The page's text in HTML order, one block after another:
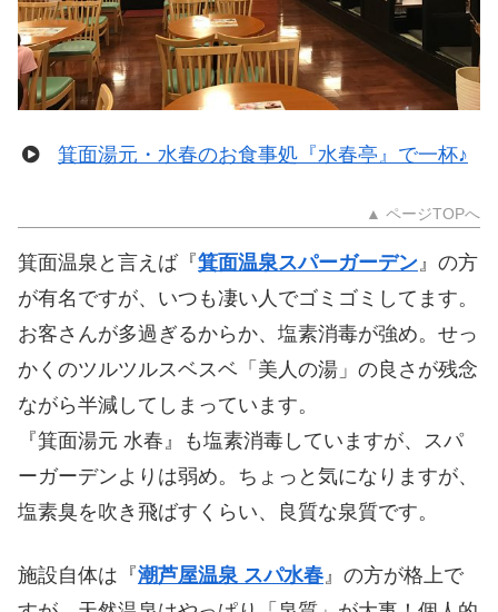
箕面湯元・水春のお食事処『水春亭』で一杯♪
▲ ページTOPへ
箕面温泉と言えば『箕面温泉スパーガーデン』の方
が有名ですが、いつも凄い人でゴミゴミしてます。
お客さんが多過ぎるからか、塩素消毒が強め。せっ
かくのツルツルスベスベ「美人の湯」の良さが残念
ながら半減してしまっています。
『箕面湯元 水春』も塩素消毒していますが、スパ
ーガーデンよりは弱め。ちょっと気になりますが、
塩素臭を吹き飛ばすくらい、良質な泉質です。
施設自体は『潮芦屋温泉 スパ水春』の方が格上で